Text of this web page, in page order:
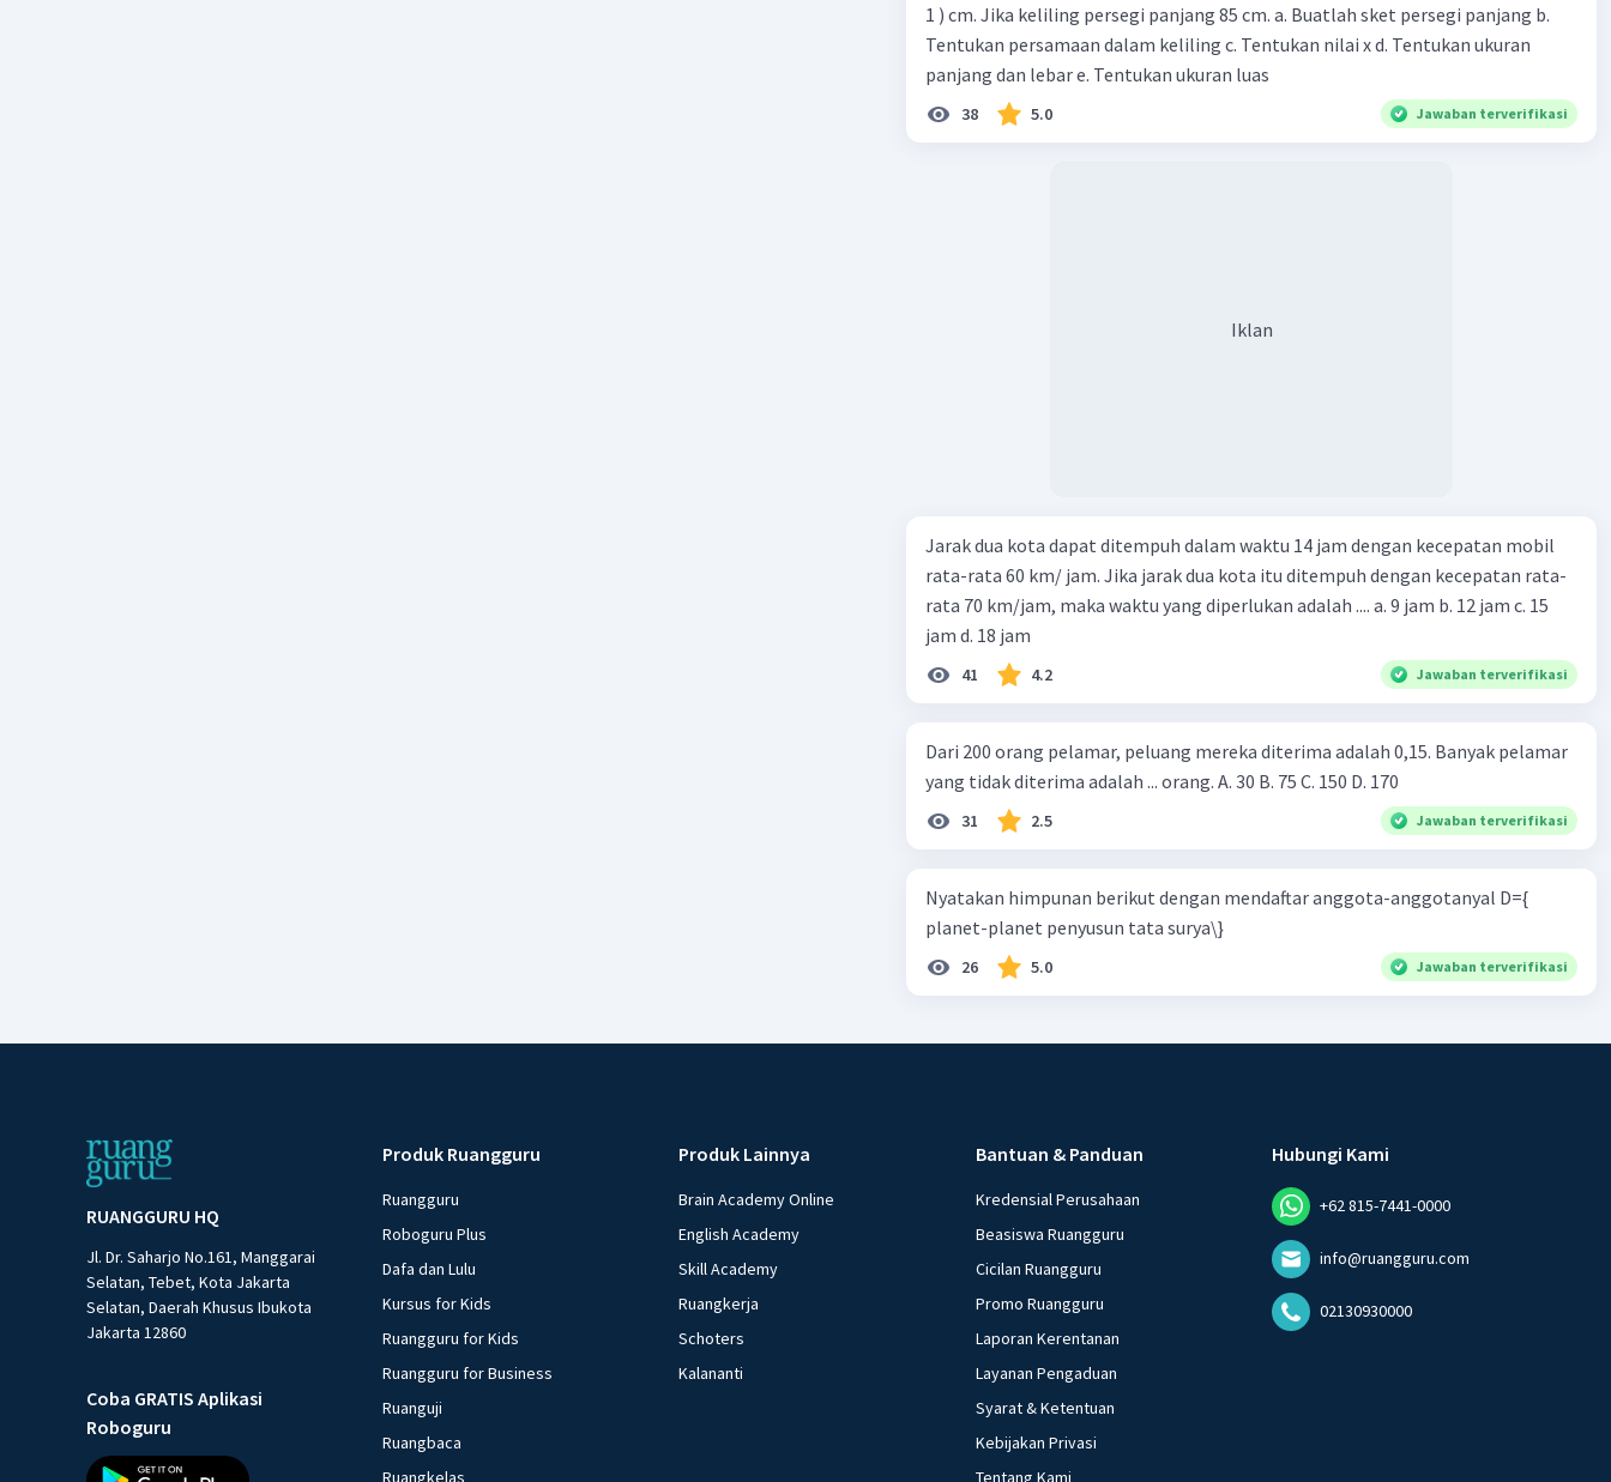
1 ) cm. Jika keliling persegi panjang 85 cm. a. Buatlah sket persegi panjang b.
Tentukan persamaan dalam keliling c. Tentukan nilai x d. Tentukan ukuran
panjang dan lebar e. Tentukan ukuran luas
38 5.0 Jawaban terverifikasi
Iklan
Jarak dua kota dapat ditempuh dalam waktu 14 jam dengan kecepatan mobil
rata-rata 60 km/ jam. Jika jarak dua kota itu ditempuh dengan kecepatan rata-
rata 70 km/jam, maka waktu yang diperlukan adalah .... a. 9 jam b. 12 jam c. 15
jam d. 18 jam
41 4.2 Jawaban terverifikasi
Dari 200 orang pelamar, peluang mereka diterima adalah 0,15. Banyak pelamar
yang tidak diterima adalah ... orang. A. 30 B. 75 C. 150 D. 170
31 2.5 Jawaban terverifikasi
Nyatakan himpunan berikut dengan mendaftar anggota-anggotanyal D={
planet-planet penyusun tata surya\}
26 5.0 Jawaban terverifikasi
RUANGGURU HQ
Jl. Dr. Saharjo No.161, Manggarai
Selatan, Tebet, Kota Jakarta
Selatan, Daerah Khusus Ibukota
Jakarta 12860
Coba GRATIS Aplikasi
Roboguru
Produk Ruangguru
Ruangguru
Roboguru Plus
Dafa dan Lulu
Kursus for Kids
Ruangguru for Kids
Ruangguru for Business
Ruanguji
Ruangbaca
Ruangkelas
Produk Lainnya
Brain Academy Online
English Academy
Skill Academy
Ruangkerja
Schoters
Kalananti
Bantuan & Panduan
Kredensial Perusahaan
Beasiswa Ruangguru
Cicilan Ruangguru
Promo Ruangguru
Laporan Kerentanan
Layanan Pengaduan
Syarat & Ketentuan
Kebijakan Privasi
Tentang Kami
Hubungi Kami
+62 815-7441-0000
info@ruangguru.com
02130930000